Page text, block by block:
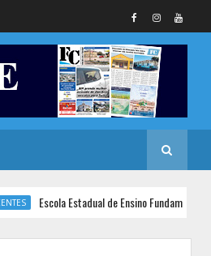
Escola Estadual de Ensino Fundamental